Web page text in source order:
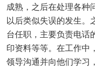
成熟，之后在处理各种
以后类似失误的发生。
台任职，主要负责电话
印资料等等。在工作中
领导沟通并向他们学习